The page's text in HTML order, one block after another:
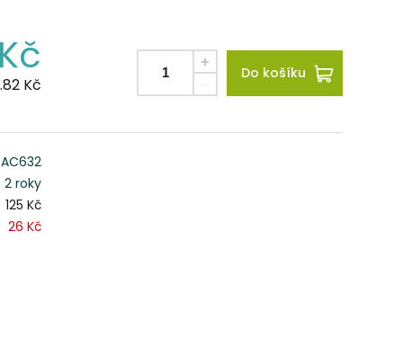
Kč
Do košíku
2 roky
125 Kč
26 Kč